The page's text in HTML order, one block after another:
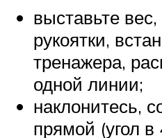
выставьте
рукоятки,
тренажера,
одной линии;
наклонитесь,
прямой (угол в